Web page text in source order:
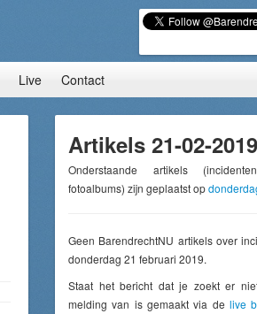
Live Contact
Artikels 21-02-2019
Onderstaande artikels
fotoalbums) zijn geplaatst op
Geen BarendrechtNU artikels over
donderdag 21 februari 2019.
Staat het bericht dat je zoekt er
melding van is gemaakt via de live